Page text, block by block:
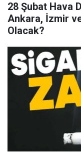
28 Şubat Hava
Ankara, İzmir
Olacak?